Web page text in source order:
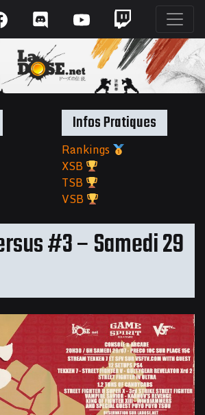
#3 – Samedi 29
Infos Pratiques
Rankings
XSB
TSB
VSB